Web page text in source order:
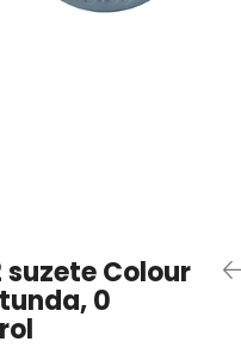
suzete Colour
0